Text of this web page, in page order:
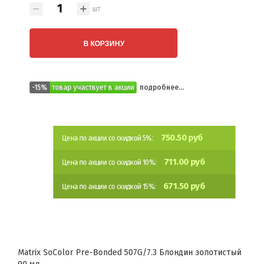
шт
В КОРЗИНУ
-15% товар участвует в акции подробнее...
Цена по акции со скидкой 5%: 750.50 руб
Цена по акции со скидкой 10%: 711.00 руб
Цена по акции со скидкой 15%: 671.50 руб
Matrix SoColor Pre-Bonded 507G/7.3 Блондин золотистый